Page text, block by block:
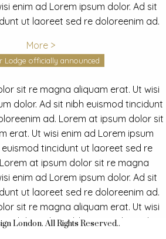
enim ad Lorem ipsum dolor. Ad sit
ut laoreet sed re doloreenim ad.
More >
Lodge officially announced
sit re magna aliquam erat. Ut wisi
dolor. Ad sit nibh euismod tincidunt
ad. Lorem at ipsum dolor sit
erat. Ut wisi enim ad Lorem ipsum
euismod tincidunt ut laoreet sed re
at ipsum dolor sit re magna
enim ad Lorem ipsum dolor. Ad sit
ut laoreet sed re doloreenim ad.
sit re magna aliquam erat. Ut wisi
dolor. Ad sit nibh euismod tincidunt
London. All Rights Reserved..